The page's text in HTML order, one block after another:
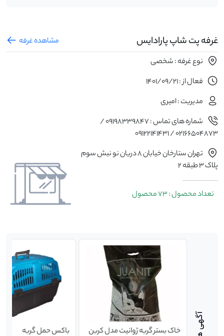
غرفه پت شاپ پارادایس
مشاهده غرفه
نوع غرفه : شخصی
فعال از : 1401/09/21
مدیریت : امیری
شماره های تماس : 09198339847 /
02166504873 / 09122141431
تهران ستارخان خیابان 8 دریان نو نبش سوم
پلاک 3 طبقه 2
تعداد محصول : 73 محصول
خاک بستر گربه ژوانیت مدل کربن
باکس حمل گربه